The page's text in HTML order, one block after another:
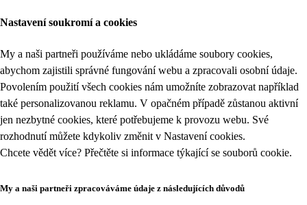
Nastavení soukromí a cookies
My a naši partneři používáme nebo ukládáme soubory cookies,
abychom zajistili správné fungování webu a zpracovali osobní údaje.
Povolením použití všech cookies nám umožníte zobrazovat například
také personalizovanou reklamu. V opačném případě zůstanou aktivní
jen nezbytné cookies, které potřebujeme k provozu webu. Své
rozhodnutí můžete kdykoliv změnit v Nastavení cookies.
Chcete vědět více? Přečtěte si informace týkající se souborů cookie.
My a naši partneři zpracováváme údaje z následujících důvodů